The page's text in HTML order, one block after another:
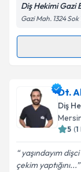
Kişisel
Metni
Diş Hekimi Gazi
Gazi Mah. 1324
Dt. Gazi
Size bu
Dt.
Diş
5 (1
yaşındayım
çekim yaptığını...